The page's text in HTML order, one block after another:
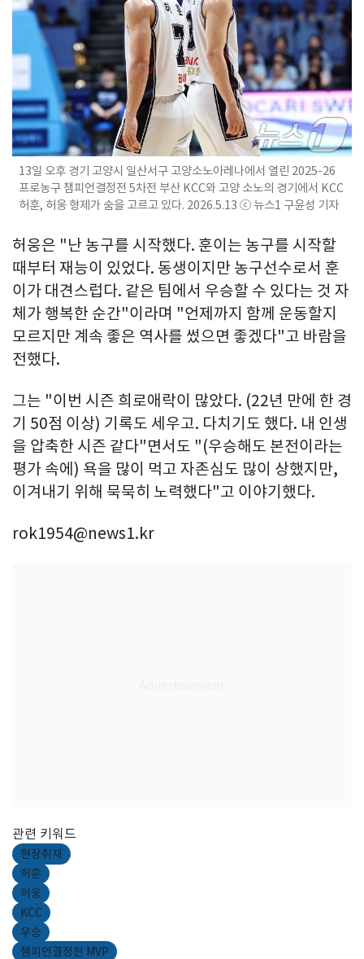
13일 오후 경기 고양시 일산서구 고양소노아레나에서 열린 2025-26
프로농구 챔피언결정전 5차전 부산 KCC와 고양 소노의 경기에서 KCC
허훈, 허웅 형제가 숨을 고르고 있다. 2026.5.13 ⓒ 뉴스1 구윤성 기자
허웅은 "난 농구를 시작했다. 훈이는 농구를 시작할
때부터 재능이 있었다. 동생이지만 농구선수로서 훈
이가 대견스럽다. 같은 팀에서 우승할 수 있다는 것 자
체가 행복한 순간"이라며 "언제까지 함께 운동할지
모르지만 계속 좋은 역사를 썼으면 좋겠다"고 바람을
전했다.
그는 "이번 시즌 희로애락이 많았다. (22년 만에 한 경
기 50점 이상) 기록도 세우고. 다치기도 했다. 내 인생
을 압축한 시즌 같다"면서도 "(우승해도 본전이라는
평가 속에) 욕을 많이 먹고 자존심도 많이 상했지만,
이겨내기 위해 묵묵히 노력했다"고 이야기했다.
rok1954@news1.kr
관련 키워드
현장취재
허훈
허웅
KCC
우승
챔피언결정전 MVP